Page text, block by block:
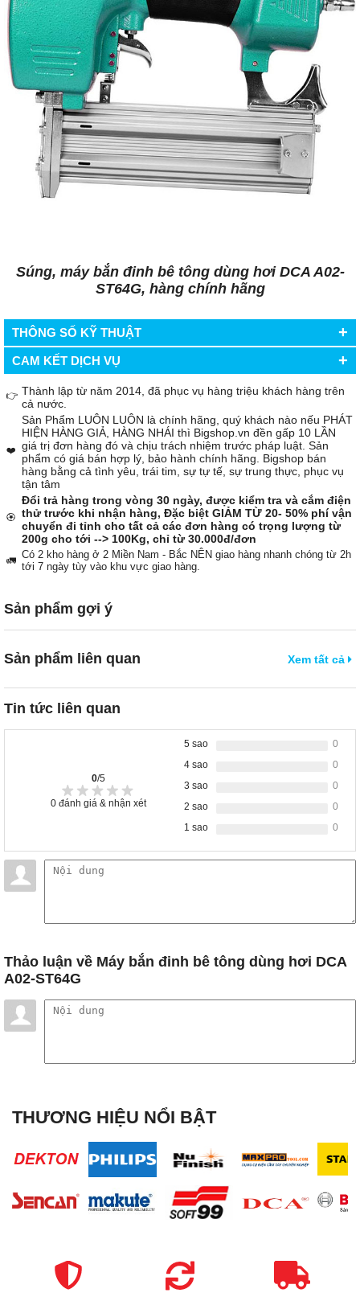
Súng, máy bắn đinh bê tông dùng hơi DCA A02-
ST64G, hàng chính hãng
THÔNG SỐ KỸ THUẬT +
CAM KẾT DỊCH VỤ +
👉 Thành lập từ năm 2014, đã phục vụ hàng triệu khách hàng trên
cả nước.
❤️
Sản Phẩm LUÔN LUÔN là chính hãng, quý khách nào nếu PHÁT
HIỆN HÀNG GIẢ, HÀNG NHÁI thì Bigshop.vn đền gấp 10 LẦN
giá trị đơn hàng đó và chịu trách nhiệm trước pháp luật. Sản
phẩm có giá bán hợp lý, bảo hành chính hãng. Bigshop bán
hàng bằng cả tình yêu, trái tim, sự tự tế, sự trung thực, phục vụ
tận tâm
🏵️
Đổi trả hàng trong vòng 30 ngày, được kiểm tra và cắm điện
thử trước khi nhận hàng, Đặc biệt GIẢM TỪ 20- 50% phí vận
chuyển đi tỉnh cho tất cả các đơn hàng có trọng lượng từ
200g cho tới --> 100Kg, chỉ từ 30.000đ/đơn
🚛 Có 2 kho hàng ở 2 Miền Nam - Bắc NÊN giao hàng nhanh chóng từ 2h
tới 7 ngày tùy vào khu vực giao hàng.
Sản phẩm gợi ý
Sản phẩm liên quan Xem tất cả
Tin tức liên quan
0/5
0 đánh giá & nhận xét
5 sao
0
4 sao
0
3 sao
0
2 sao
0
1 sao
0
Thảo luận về Máy bắn đinh bê tông dùng hơi DCA
A02-ST64G
THƯƠNG HIỆU NỔI BẬT